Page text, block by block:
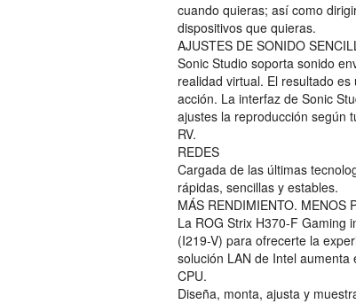
cuando quieras; así como
dispositivos que quieras.
AJUSTES DE SONIDO
Sonic Studio soporta sonido
realidad virtual. El resultado
acción. La interfaz de Sonic
ajustes la reproducción según
RV.
REDES
Cargada de las últimas
rápidas, sencillas y estables.
MÁS RENDIMIENTO. MENOS
La ROG Strix H370-F Gaming
(I219-V) para ofrecerte la
solución LAN de Intel
CPU.
Diseña, monta, ajusta y